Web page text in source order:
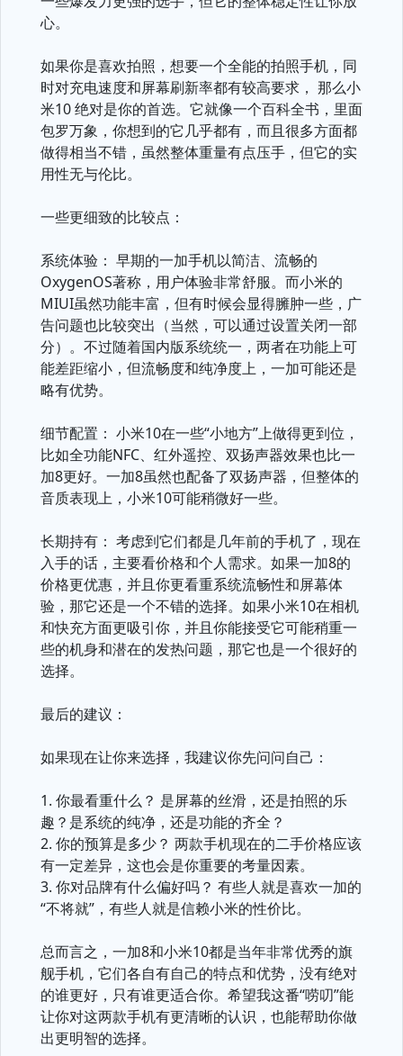
心。
如果你是喜欢拍照，想要一个全能的拍照手机，同
时对充电速度和屏幕刷新率都有较高要求， 那么小
米10 绝对是你的首选。它就像一个百科全书，里面
包罗万象，你想到的它几乎都有，而且很多方面都
做得相当不错，虽然整体重量有点压手，但它的实
用性无与伦比。
一些更细致的比较点：
系统体验： 早期的一加手机以简洁、流畅的
OxygenOS著称，用户体验非常舒服。而小米的
MIUI虽然功能丰富，但有时候会显得臃肿一些，广
告问题也比较突出（当然，可以通过设置关闭一部
分）。不过随着国内版系统统一，两者在功能上可
能差距缩小，但流畅度和纯净度上，一加可能还是
略有优势。
细节配置： 小米10在一些“小地方”上做得更到位，
比如全功能NFC、红外遥控、双扬声器效果也比一
加8更好。一加8虽然也配备了双扬声器，但整体的
音质表现上，小米10可能稍微好一些。
长期持有： 考虑到它们都是几年前的手机了，现在
入手的话，主要看价格和个人需求。如果一加8的
价格更优惠，并且你更看重系统流畅性和屏幕体
验，那它还是一个不错的选择。如果小米10在相机
和快充方面更吸引你，并且你能接受它可能稍重一
些的机身和潜在的发热问题，那它也是一个很好的
选择。
最后的建议：
如果现在让你来选择，我建议你先问问自己：
1. 你最看重什么？ 是屏幕的丝滑，还是拍照的乐
趣？是系统的纯净，还是功能的齐全？
2. 你的预算是多少？ 两款手机现在的二手价格应该
有一定差异，这也会是你重要的考量因素。
3. 你对品牌有什么偏好吗？ 有些人就是喜欢一加的
“不将就”，有些人就是信赖小米的性价比。
总而言之，一加8和小米10都是当年非常优秀的旗
舰手机，它们各自有自己的特点和优势，没有绝对
的谁更好，只有谁更适合你。希望我这番“唠叨”能
让你对这两款手机有更清晰的认识，也能帮助你做
出更明智的选择。